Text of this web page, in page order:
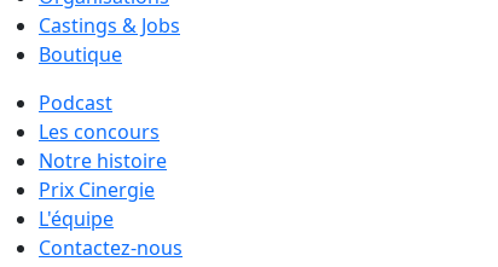
Castings & Jobs
Boutique
Podcast
Les concours
Notre histoire
Prix Cinergie
L'équipe
Contactez-nous